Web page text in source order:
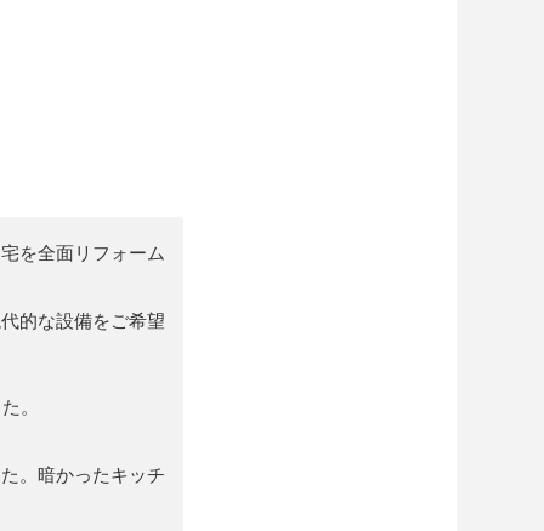
を全面リフォーム
的な設備をご希望
。
。暗かったキッチ